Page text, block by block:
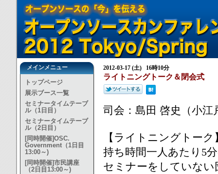
メインメニュー
トップページ
展示ブース一覧
セミナータイムテーブ
ル（1日目）
セミナータイムテーブ
ル（2日目）
[同時開催]OSC.
Government（1日目
13:00～)
[同時開催]市民講座
（2日目13:00～)
2012-03-17 (土) 16時10分
ライトニングトーク＆閉会式
司会：島田 啓史（小江
【ライトニングトーク
持ち時間一人あたり5
セミナーをしていな